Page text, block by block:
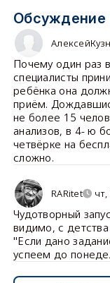
Обсуждение
Почему один раз
специалисты
ребёнка она
приём.
не более 15
анализов, в 4- ю
четвёрке на
сложно.
RARitet
Чудотворный
видимо, с
"Если дано
успеем до